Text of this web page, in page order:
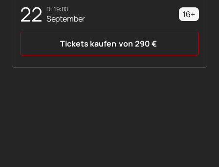
22 Di, 19:00
September 16+
Tickets kaufen von 290€